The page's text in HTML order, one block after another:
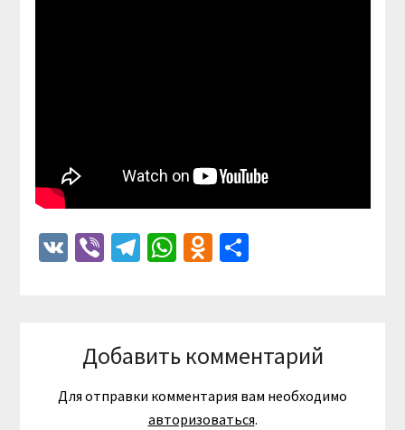
VKViberTelegram
WhatsApp
Odnoklassniki
Отправить
Добавить комментарий
Для отправки комментария вам необходимо
авторизоваться.